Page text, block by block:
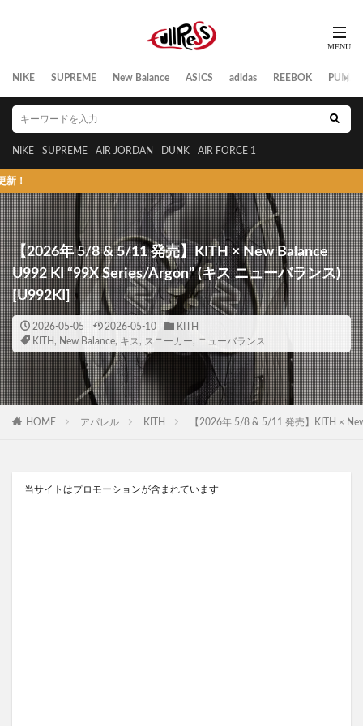
NIKE SUPREME New Balance ASICS adidas REEBOK PUMA
NIKE SUPREME AIR JORDAN DUNK AIR FORCE 1
【2026年 5/8 & 5/11 発売】KITH × New Balance
U992 KI “99X Series/Argon” (キス ニューバランス)
[U992KI]
2026-05-05 2026-05-10
KITH
KITH , New Balance, キス , スニーカー, ニューバランス
HOME アパレル KITH 【2026年 5/8 & 5/11 発売】KITH ×
当サイトはプロモーションが含まれています